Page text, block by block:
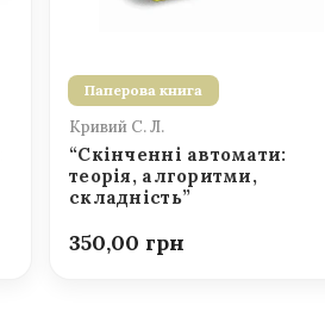
Паперова книга
Кривий С. Л.
“Скінченні автомати:
теорія, алгоритми,
складність”
350,00